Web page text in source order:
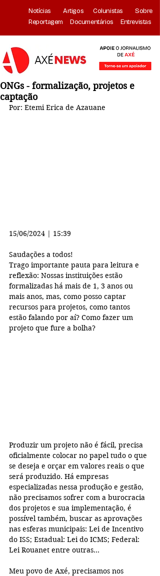
Notícias Artigos Colunistas
Sobre
Reportagem
Documentários Entrevistas
ONGs - formalização, projetos e
captação
Por: Etemi Erica de Azauane
15/06/2024 | 15:39
Saudações a todos!
Trago importante pauta para leitura e
reflexão: Nossas instituições estão
formalizadas há mais de 1, 3 anos ou
mais anos, mas, como posso captar
recursos para projetos, como tantos
estão falando por aí? Como fazer um
projeto que fure a bolha?
Produzir um projeto não é fácil, precisa
oficialmente colocar no papel tudo o que
se deseja e orçar em valores reais o que
será produzido. Há empresas
especializadas nessa produção e gestão,
não precisamos sofrer com a burocracia
dos projetos e sua implementação, é
possível também, buscar as aprovações
nas esferas municipais: Lei de Incentivo
do ISS; Estadual: Lei do ICMS; Federal:
Lei Rouanet entre outras...
Meu povo de Axé, precisamos nos